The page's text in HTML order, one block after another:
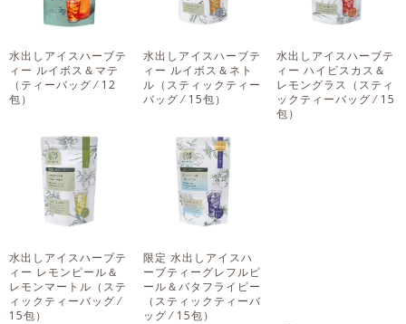
水出しアイスハーブテ
ィー ルイボス＆マテ
（ティーバッグ ⁄ 12
包）
水出しアイスハーブテ
ィー ルイボス＆ネト
ル （スティックティー
バッグ ⁄ 15包）
水出しアイスハーブテ
ィー ハイビスカス＆
レモングラス （スティ
ックティーバッグ ⁄ 15
包）
水出しアイスハーブテ
ィー レモンピール＆
レモンマートル （ステ
ィックティーバッグ ⁄
15包）
限定 水出しアイスハ
ーブティーグレフルピ
ール＆バタフライピー
（スティックティーバ
ッグ ⁄ 15包）